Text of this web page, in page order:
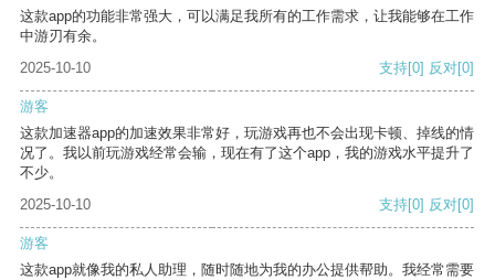
这款app的功能非常强大，可以满足我所有的工作需求，让我能够在工作
中游刃有余。
2025-10-10
支持[0] 反对[0]
游客
这款加速器app的加速效果非常好，玩游戏再也不会出现卡顿、掉线的情
况了。我以前玩游戏经常会输，现在有了这个app，我的游戏水平提升了
不少。
2025-10-10
支持[0] 反对[0]
游客
这款app就像我的私人助理，随时随地为我的办公提供帮助。我经常需要